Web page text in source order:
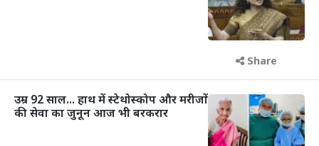
Share
उम्र 92 साल... हाथ में स्टेथोस्कोप और मरीजों
की सेवा का जुनून आज भी बरकरार